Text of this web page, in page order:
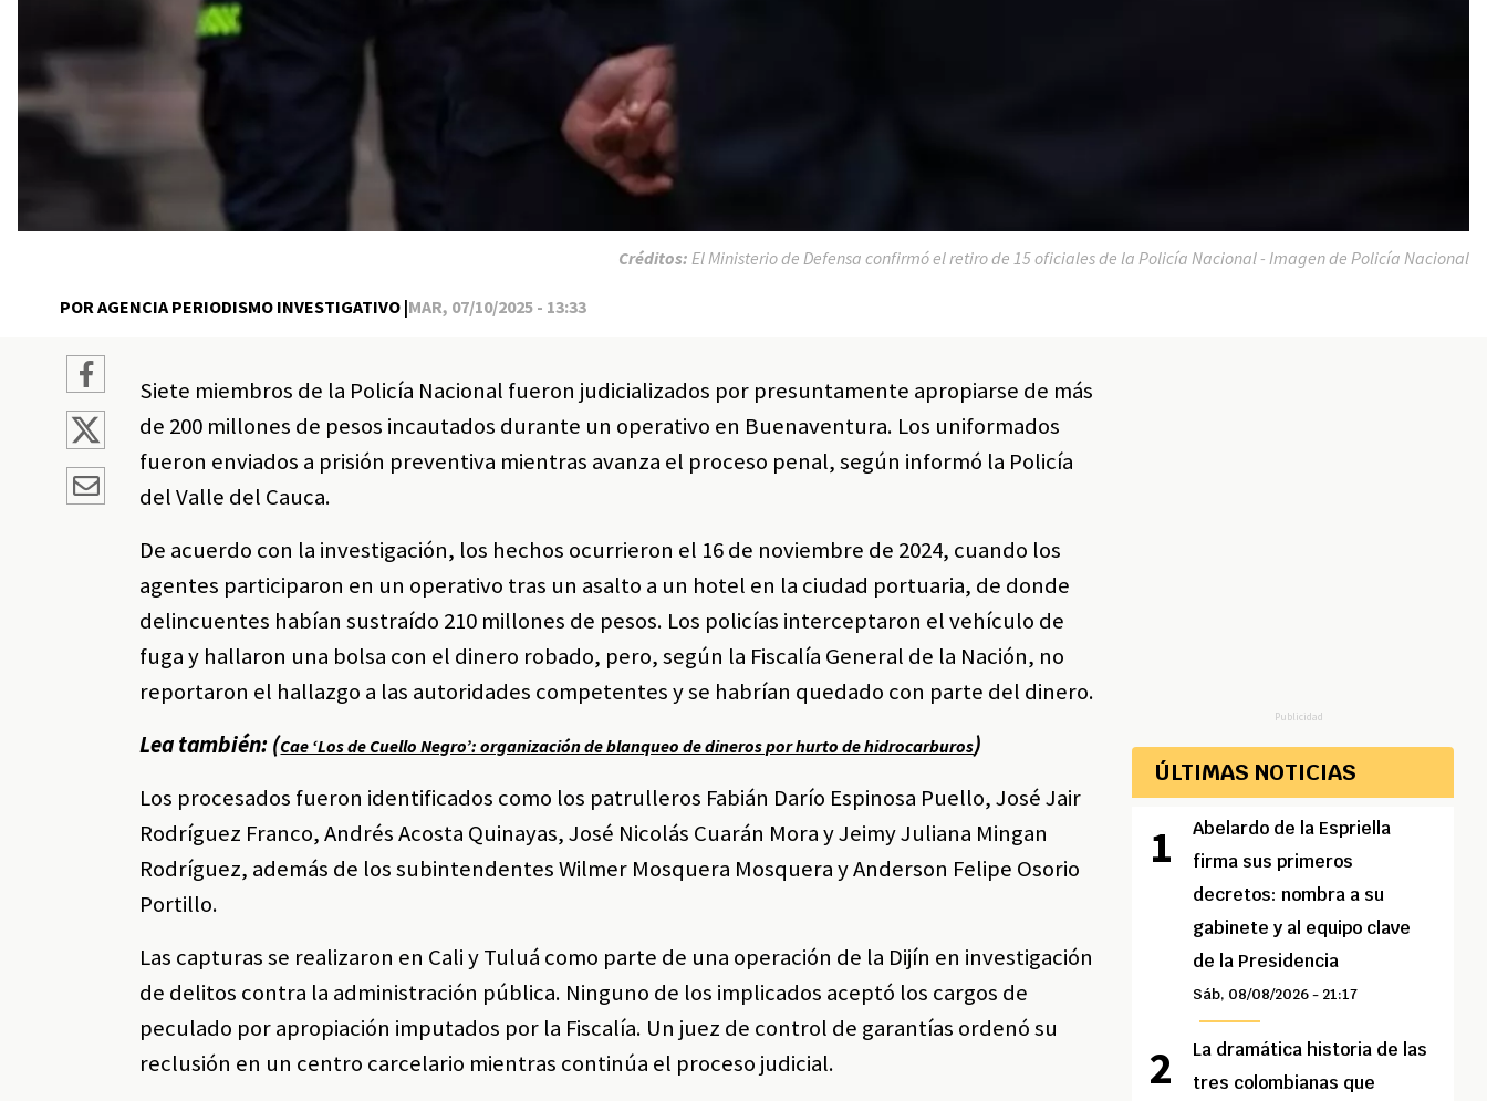
POR AGENCIA PERIODISMO INVESTIGATIVO |MAR, 07/10/2025 - 13:33
Créditos: El Ministerio de Defensa confirmó el retiro de 15 oficiales de la Policía Nacional - Imagen de Policía Nacional
Siete miembros de la Policía Nacional fueron judicializados por presuntamente apropiarse de más
de 200 millones de pesos incautados durante un operativo en Buenaventura. Los uniformados
fueron enviados a prisión preventiva mientras avanza el proceso penal, según informó la Policía
del Valle del Cauca.
De acuerdo con la investigación, los hechos ocurrieron el 16 de noviembre de 2024, cuando los
agentes participaron en un operativo tras un asalto a un hotel en la ciudad portuaria, de donde
delincuentes habían sustraído 210 millones de pesos. Los policías interceptaron el vehículo de
fuga y hallaron una bolsa con el dinero robado, pero, según la Fiscalía General de la Nación, no
reportaron el hallazgo a las autoridades competentes y se habrían quedado con parte del dinero.
Lea también: (Cae ‘Los de Cuello Negro’: organización de blanqueo de dineros por hurto de hidrocarburos)
Los procesados fueron identificados como los patrulleros Fabián Darío Espinosa Puello, José Jair
Rodríguez Franco, Andrés Acosta Quinayas, José Nicolás Cuarán Mora y Jeimy Juliana Mingan
Rodríguez, además de los subintendentes Wilmer Mosquera Mosquera y Anderson Felipe Osorio
Portillo.
Las capturas se realizaron en Cali y Tuluá como parte de una operación de la Dijín en investigación
de delitos contra la administración pública. Ninguno de los implicados aceptó los cargos de
peculado por apropiación imputados por la Fiscalía. Un juez de control de garantías ordenó su
reclusión en un centro carcelario mientras continúa el proceso judicial.
Publicidad
ÚLTIMAS NOTICIAS
Abelardo de la Espriella
firma sus primeros
decretos: nombra a su
gabinete y al equipo clave
de la Presidencia
Sáb, 08/08/2026 - 21:17
La dramática historia de las
tres colombianas que